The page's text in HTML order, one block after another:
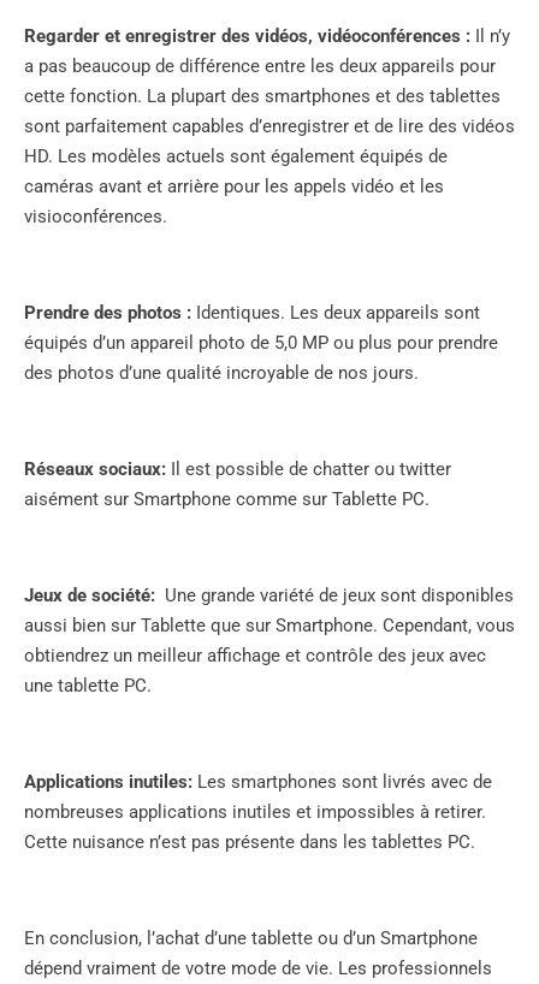
Regarder et enregistrer des vidéos, vidéoconférences : Il n’y
a pas beaucoup de différence entre les deux appareils pour
cette fonction. La plupart des smartphones et des tablettes
sont parfaitement capables d’enregistrer et de lire des vidéos
HD. Les modèles actuels sont également équipés de
caméras avant et arrière pour les appels vidéo et les
visioconférences.
Prendre des photos : Identiques. Les deux appareils sont
équipés d’un appareil photo de 5,0 MP ou plus pour prendre
des photos d’une qualité incroyable de nos jours.
Réseaux sociaux: Il est possible de chatter ou twitter
aisément sur Smartphone comme sur Tablette PC.
Jeux de société: Une grande variété de jeux sont disponibles
aussi bien sur Tablette que sur Smartphone. Cependant, vous
obtiendrez un meilleur affichage et contrôle des jeux avec
une tablette PC.
Applications inutiles: Les smartphones sont livrés avec de
nombreuses applications inutiles et impossibles à retirer.
Cette nuisance n’est pas présente dans les tablettes PC.
En conclusion, l’achat d’une tablette ou d’un Smartphone
dépend vraiment de votre mode de vie. Les professionnels